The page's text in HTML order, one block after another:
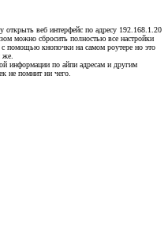
открыть веб интерфейс по адресу 192.168.1.20
можно сбросить полностью все настройки
с помощью кнопочки на самом роутере но это
же.
информации по айпи адресам и другим
не помнит ни чего.